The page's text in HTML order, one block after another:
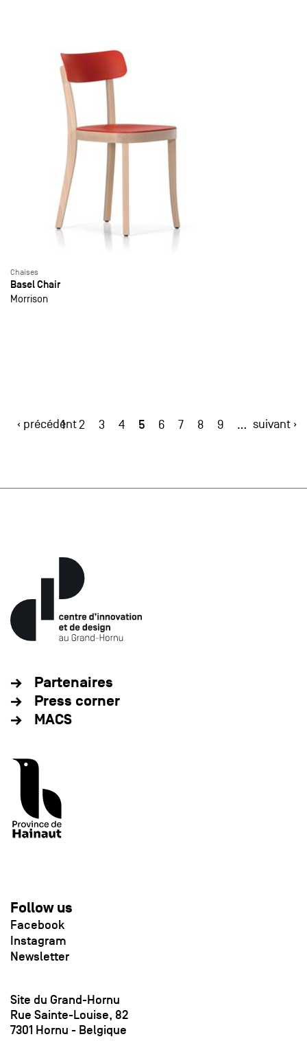
Chaises
Basel Chair
Morrison
‹ précédent
1 2 3 4 5 6 7 8 9 … suivant ›
Partenaires
Press corner
MACS
Follow us
Facebook
Instagram
Newsletter
Site du Grand-Hornu
Rue Sainte-Louise, 82
7301 Hornu - Belgique